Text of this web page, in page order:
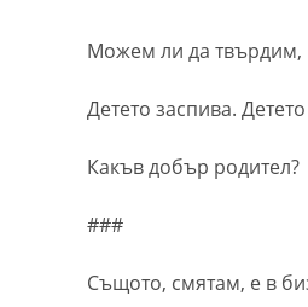
Можем ли да твърдим,
Детето заспива.
Какъв добър родител?
###
Същото, смятам, е в